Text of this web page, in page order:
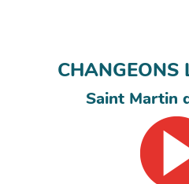
CHANGEONS
Saint Martin